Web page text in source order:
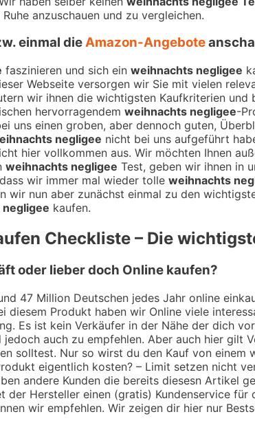
anzuschauen und zu vergleichen.
einmal dieAmazon-Angebote
faszinieren und sich ein weihnachts negligee
Webseite versorgen wir Sie mit vielen
wir ihnen die wichtigsten Kaufkriterien
hervorragendem weihnachts negligee-
uns einen groben, aber dennoch guten,
negligee nicht bei uns aufgeführt
hier vollkommen aus. Wir möchten Ihnen
weihnachts negligee Test, geben wir ihnen in
wir immer mal wieder tolle weihnachts
wir nun aber zunächst einmal zu den
kaufen.
Checkliste – Die
oder lieber doch Online kaufen?
47 Million Deutschen jedes Jahr online
diesem Produkt haben wir Online viele
Es ist kein Verkäufer in der Nähe der dich
auch zu empfehlen. Aber auch hier
solltest. Nur so wirst du den Kauf von
eigentlich kosten? – Limit setzen nicht
andere Kunden die bereits diesesn Artikel
Hersteller einen (gratis) Kundenservice
wir empfehlen. Wir zeigen dir hier nur